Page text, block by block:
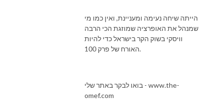
הייתה שיחה נעימה ומעניינת, ואין כמו מי
שמנהל את האופרציה שמוזגת הכי הרבה
וויסקי בשוק הקר בישראל כדי להיות
האורח של פרק 100.
בואו לבקר באתר שלי - www.the-
omef.com